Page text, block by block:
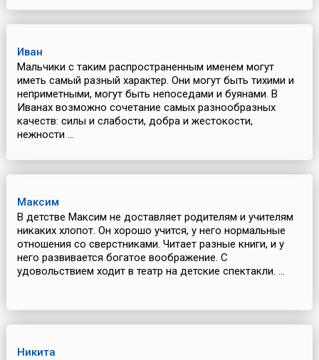
Иван
Мальчики с таким распространенным именем могут
иметь самый разный характер. Они могут быть тихими и
неприметными, могут быть непоседами и буянами. В
Иванах возможно сочетание самых разнообразных
качеств: силы и слабости, добра и жестокости,
нежности ...
Максим
В детстве Максим не доставляет родителям и учителям
никаких хлопот. Он хорошо учится, у него нормальные
отношения со сверстниками. Читает разные книги, и у
него развивается богатое воображение. С
удовольствием ходит в театр на детские спектакли. ...
Никита